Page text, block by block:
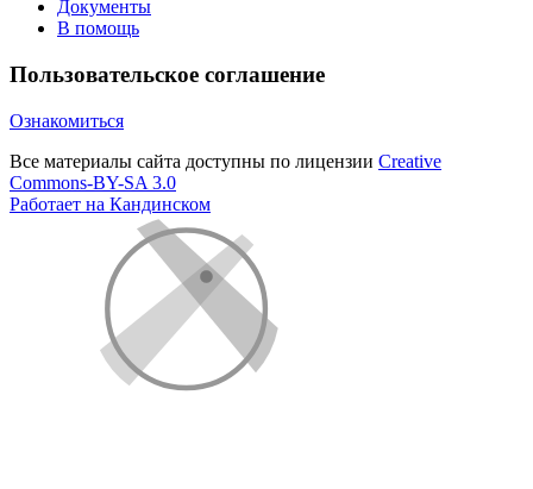
Документы
В помощь
Пользовательское соглашение
Ознакомиться
Все материалы сайта доступны по лицензии Creative
Commons-BY-SA 3.0
Работает на Кандинском